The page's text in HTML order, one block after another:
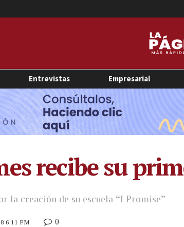
Entrevistas Empresarial
recibe su
la creación de su escuela “I Promise”
6:11 PM 0